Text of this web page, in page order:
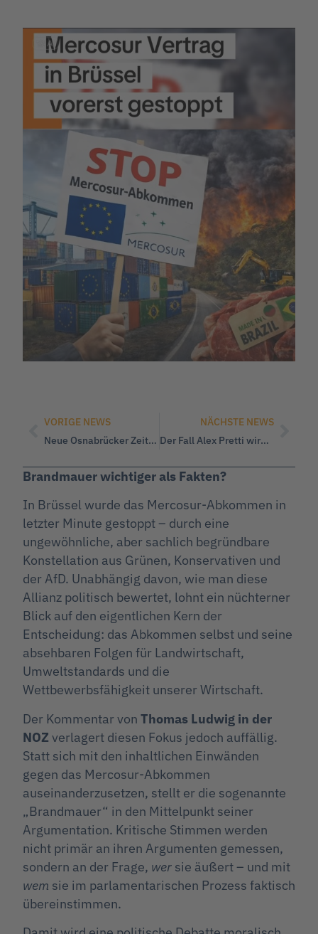
VORIGE NEWS
Neue Osnabrücker Zeitung (NOZ) wegen Insinuationsjournalismus in der Kritik
NÄCHSTE NEWS
Der Fall Alex Pretti wird missbraucht: Es geht nicht um die Migranten, nicht um ICE, nicht um Aufklärung..
Brandmauer wichtiger als Fakten?
In Brüssel wurde das Mercosur-Abkommen in
letzter Minute gestoppt – durch eine
ungewöhnliche, aber sachlich begründbare
Konstellation aus Grünen, Konservativen und
der AfD. Unabhängig davon, wie man diese
Allianz politisch bewertet, lohnt ein nüchterner
Blick auf den eigentlichen Kern der
Entscheidung: das Abkommen selbst und seine
absehbaren Folgen für Landwirtschaft,
Umweltstandards und die
Wettbewerbsfähigkeit unserer Wirtschaft.
Der Kommentar von Thomas Ludwig in der
NOZ verlagert diesen Fokus jedoch auffällig.
Statt sich mit den inhaltlichen Einwänden
gegen das Mercosur-Abkommen
auseinanderzusetzen, stellt er die sogenannte
„Brandmauer“ in den Mittelpunkt seiner
Argumentation. Kritische Stimmen werden
nicht primär an ihren Argumenten gemessen,
sondern an der Frage, wer sie äußert – und mit
wem sie im parlamentarischen Prozess faktisch
übereinstimmen.